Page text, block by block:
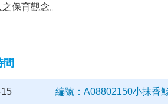
保育觀念。
間
編號：A08802150小抹香